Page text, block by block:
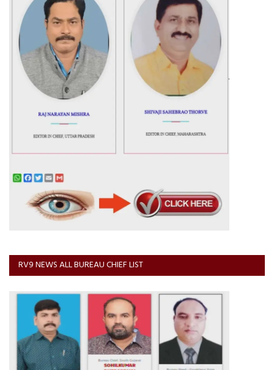
RV9 NEWS ALL BUREAU CHIEF LIST